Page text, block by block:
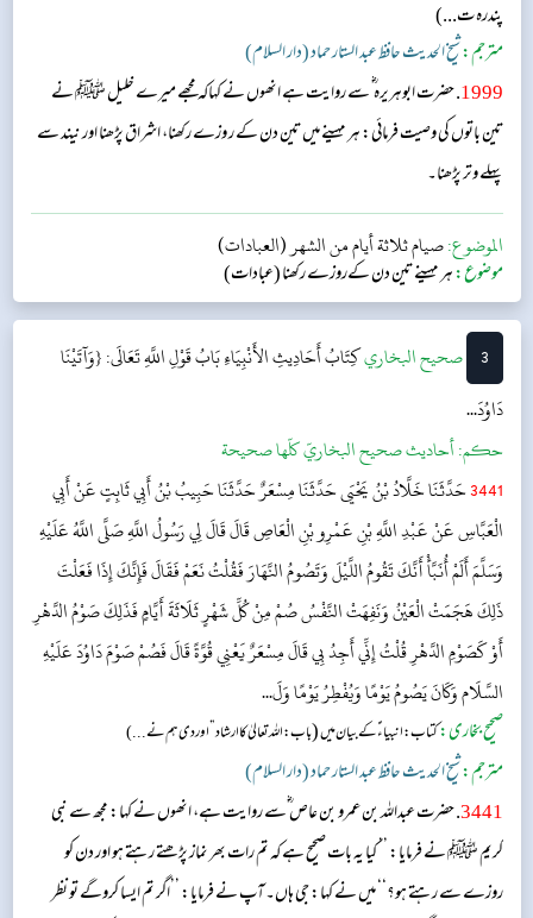
پندرہ ت...)
مترجم:شیخ الحدیث حافظ عبد الستار حماد (دار السلام)
1999 . حضرت ابوہریرہ ؓ سے روایت ہے انھوں نے کہاکہ مجھے میرے خلیل ﷺ نے
تین باتوں کی وصیت فرمائی: ہر مہینے میں تین دن کے ر وزے رکھنا، اشراق پڑھنا اور نیند سے
پہلے وتر پڑھنا۔
الموضوع:صيام ثلاثة أيام من الشهر (العبادات)
موضوع:ہر مہینے تین دن کےروزے رکھنا (عبادات)
3 ‌‌صحيح البخاريكِتَابُ أَحَادِيثِ الأَنْبِيَاءِبَابُ قَوْلِ اللَّهِ تَعَالَى: {وَآتَيْنَا
دَاوُدَ...
حکم:أحاديث صحيح البخاريّ كلّها صحيحة
3441حَدَّثَنَا خَلَّادُ بْنُ يَحْيَى حَدَّثَنَا مِسْعَرٌ حَدَّثَنَا حَبِيبُ بْنُ أَبِي ثَابِتٍ عَنْ أَبِي
الْعَبَّاسِ عَنْ عَبْدِ اللَّهِ بْنِ عَمْرِو بْنِ الْعَاصِ قَالَ قَالَ لِي رَسُولُ اللَّهِ صَلَّى اللَّهُ عَلَيْهِ
وَسَلَّمَ أَلَمْ أُنَبَّأْ أَنَّكَ تَقُومُ اللَّيْلَ وَتَصُومُ النَّهَارَ فَقُلْتُ نَعَمْ فَقَالَ فَإِنَّكَ إِذَا فَعَلْتَ
ذَلِكَ هَجَمَتْ الْعَيْنُ وَنَفِهَتْ النَّفْسُ صُمْ مِنْ كُلِّ شَهْرٍ ثَلَاثَةَ أَيَّامٍ فَذَلِكَ صَوْمُ الدَّهْرِ
أَوْ كَصَوْمِ الدَّهْرِ قُلْتُ إِنِّي أَجِدُ بِي قَالَ مِسْعَرٌ يَعْنِي قُوَّةً قَالَ فَصُمْ صَوْمَ دَاوُدَ عَلَيْهِ
السَّلَام وَكَانَ يَصُومُ يَوْمًا وَيُفْطِرُ يَوْمًا وَلَ...
صحیح بخاری:کتاب: انبیاء ؑ کے بیان میں(باب : اللہ تعالیٰ کا ارشاد ” اور دی ہم نے...)
مترجم:شیخ الحدیث حافظ عبد الستار حماد (دار السلام)
3441. حضرت عبداللہ بن عمرو بن عاص ؓسے روایت ہے، انھوں نے کہا: مجھ سے نبی
کریم ﷺ نے فرمایا: ’’ کیا یہ بات صحیح ہے کہ تم رات بھر نماز پڑھتے رہتے ہو اور دن کو
روزے سے رہتے ہو؟‘‘ میں نے کہا: جی ہاں۔ آپ نے فرمایا: ’’اگر تم ایسا کروگے تو نظر